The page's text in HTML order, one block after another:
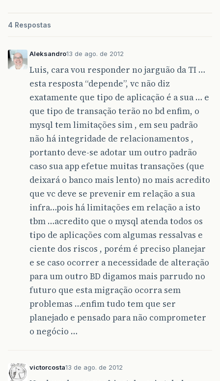
4 Respostas
Aleksandro13 de ago. de 2012
Luis, cara vou responder no jarguão da TI …
esta resposta “depende”, vc não diz
exatamente que tipo de aplicação é a sua … e
que tipo de transação terão no bd enfim, o
mysql tem limitações sim , em seu padrão
não há integridade de relacionamentos ,
portanto deve-se adotar um outro padrão
caso sua app efetue muitas transações (que
deixará o banco mais lento) no mais acredito
que vc deve se prevenir em relação a sua
infra…pois há limitações em relação a isto
tbm …acredito que o mysql atenda todos os
tipo de aplicações com algumas ressalvas e
ciente dos riscos , porém é preciso planejar
e se caso ocorrer a necessidade de alteração
para um outro BD digamos mais parrudo no
futuro que esta migração ocorra sem
problemas …enfim tudo tem que ser
planejado e pensado para não comprometer
o negócio …
victorcosta13 de ago. de 2012